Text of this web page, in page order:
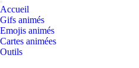
Accueil
Gifs animés
Emojis animés
Cartes animées
Outils